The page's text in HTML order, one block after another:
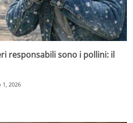
responsabili sono i pollini: il
1, 2026